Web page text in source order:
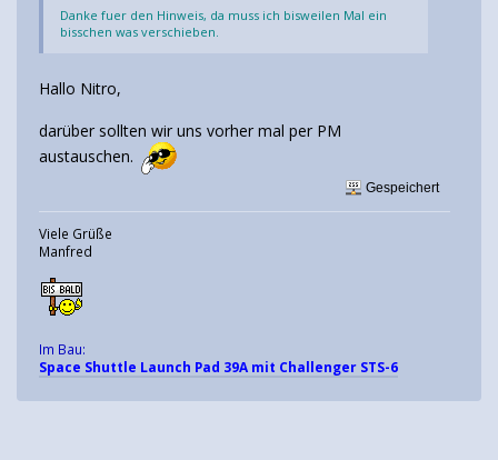
Danke fuer den Hinweis, da muss ich bisweilen Mal ein
bisschen was verschieben.
Hallo Nitro,
darüber sollten wir uns vorher mal per PM
austauschen.
Gespeichert
Viele Grüße
Manfred
Im Bau:
Space Shuttle Launch Pad 39A mit Challenger STS-6